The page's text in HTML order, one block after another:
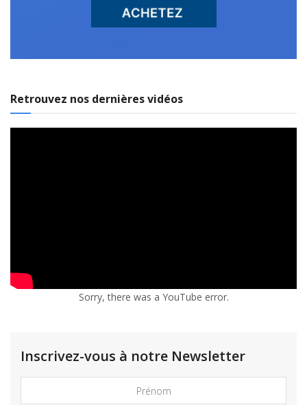
Retrouvez nos dernières vidéos
Sorry, there was a YouTube error.
Inscrivez-vous à notre Newsletter